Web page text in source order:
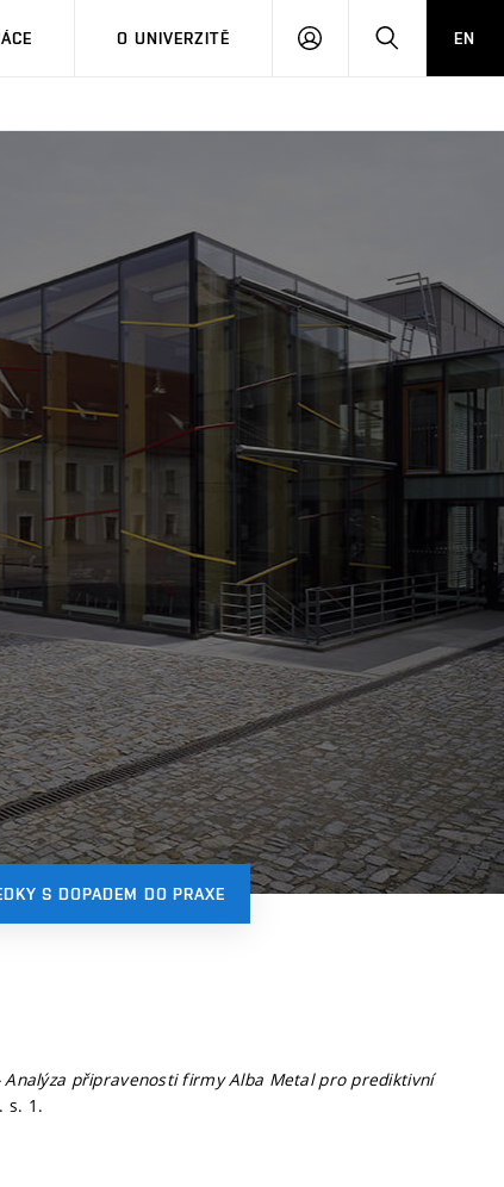
O UNIVERZITĚ
PŘIHLÁSIT HLEDATEN
S DOPADEM DO PRAXE
připravenosti firmy Alba Metal pro prediktivní
s. 1.